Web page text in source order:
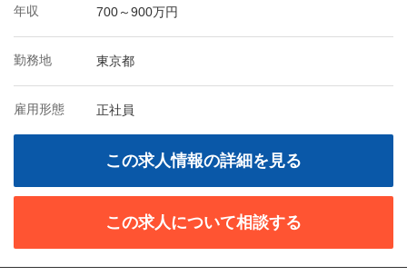
年収 700～900万円
勤務地 東京都
雇用形態 正社員
この求人情報の詳細を見る
この求人について相談する